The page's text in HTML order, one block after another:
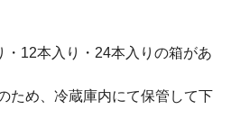
12本入り・24本入りの箱があ
め、冷蔵庫内にて保管して下